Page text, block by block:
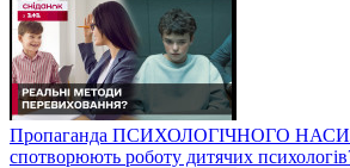
Пропаганда ПСИХОЛОГІЧНОГО
спотворюють роботу дитячих